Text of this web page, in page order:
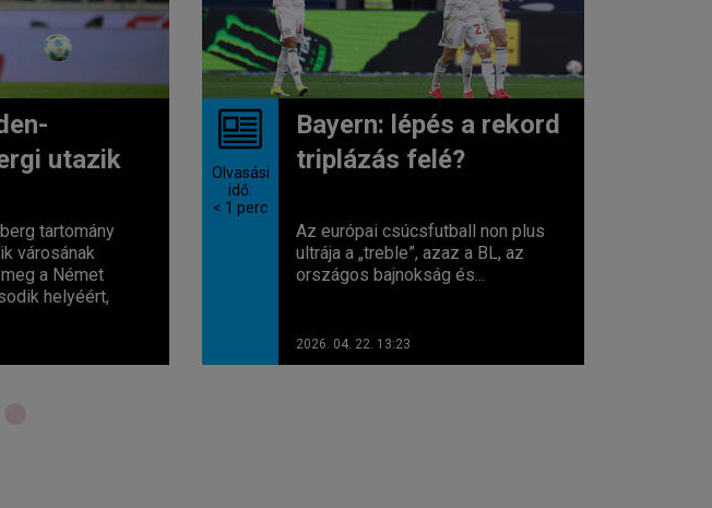
utazik
tartomány
városának
a Német
helyéért,
Olvasási
idő:
< 1 perc
Bayern: lépés a rekord
triplázás felé?
Az európai csúcsfutball non plus
ultrája a „treble”, azaz a BL, az
országos bajnokság és...
2026. 04. 22. 13:23